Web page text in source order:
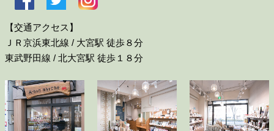
【交通アクセス】
ＪＲ京浜東北線 / 大宮駅 徒歩８分
東武野田線 / 北大宮駅 徒歩１８分